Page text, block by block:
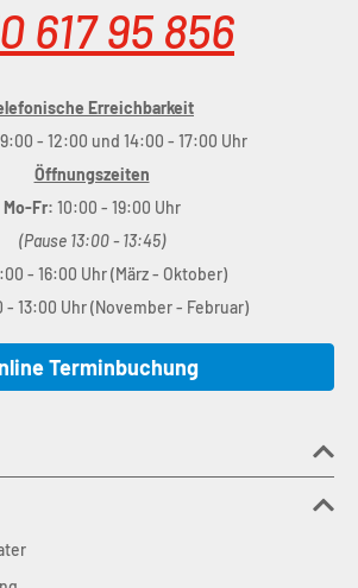
617 95 856
Erreichbarkeit
- 12:00 und 14:00 - 17:00 Uhr
Öffnungszeiten
Mo-Fr: 10:00 - 19:00 Uhr
(Pause 13:00 - 13:45)
- 16:00 Uhr (März - Oktober)
- 13:00 Uhr (November - Februar)
Terminbuchung